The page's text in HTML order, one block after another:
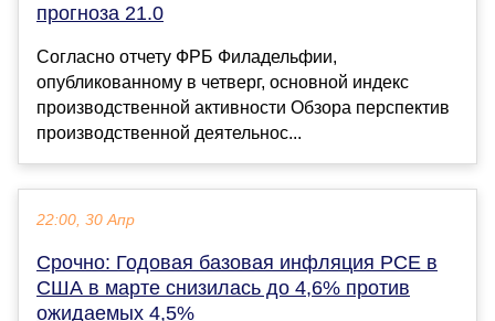
прогноза 21.0
Согласно отчету ФРБ Филадельфии,
опубликованному в четверг, основной индекс
производственной активности Обзора перспектив
производственной деятельнос...
22:00, 30 Апр
Срочно: Годовая базовая инфляция PCE в
США в марте снизилась до 4,6% против
ожидаемых 4,5%